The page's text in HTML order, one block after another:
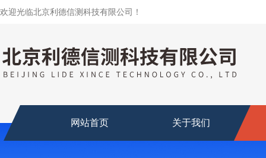
欢迎光临北京利德信测科技有限公司！
网站首页 关于我们